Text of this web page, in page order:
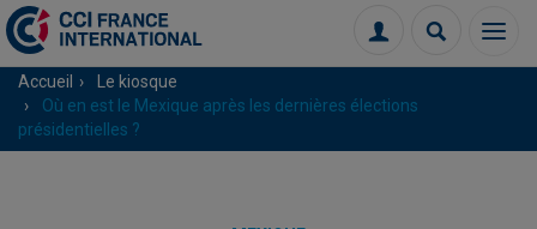
Menu
Connexion
Accueil
Le kiosque
Où en est le Mexique après les dernières élections
présidentielles ?